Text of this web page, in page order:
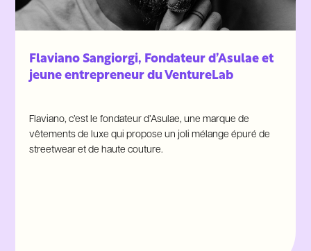
Flaviano Sangiorgi, Fondateur d’Asulae et
jeune entrepreneur du VentureLab
Flaviano, c’est le fondateur d’Asulae, une marque de
vêtements de luxe qui propose un joli mélange épuré de
streetwear et de haute couture.